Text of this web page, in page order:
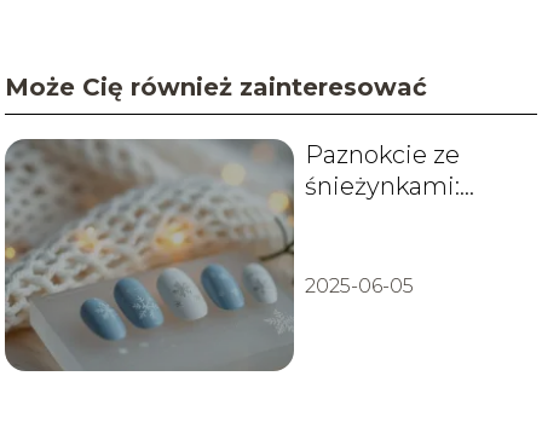
Może Cię również zainteresować
Paznokcie ze
śnieżynkami:
2025-06-05